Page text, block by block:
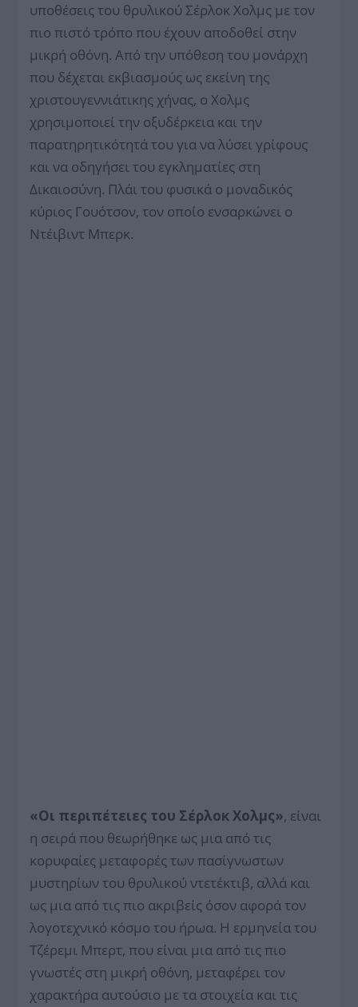
υποθέσεις του θρυλικού Σέρλοκ Χολμς με τον
πιο πιστό τρόπο που έχουν αποδοθεί στην
μικρή οθόνη. Από την υπόθεση του μονάρχη
που δέχεται εκβιασμούς ως εκείνη της
χριστουγεννιάτικης χήνας, ο Χολμς
χρησιμοποιεί την οξυδέρκεια και την
παρατηρητικότητά του για να λύσει γρίφους
και να οδηγήσει του εγκληματίες στη
Δικαιοσύνη. Πλάι του φυσικά ο μοναδικός
κύριος Γουότσον, τον οποίο ενσαρκώνει ο
Ντέιβιντ Μπερκ.
«Οι περιπέτειες του Σέρλοκ Χολμς», είναι
η σειρά που θεωρήθηκε ως μια από τις
κορυφαίες μεταφορές των πασίγνωστων
μυστηρίων του θρυλικού ντετέκτιβ, αλλά και
ως μια από τις πιο ακριβείς όσον αφορά τον
λογοτεχνικό κόσμο του ήρωα. Η ερμηνεία του
Τζέρεμι Μπερτ, που είναι μια από τις πιο
γνωστές στη μικρή οθόνη, μεταφέρει τον
χαρακτήρα αυτούσιο με τα στοιχεία και τις